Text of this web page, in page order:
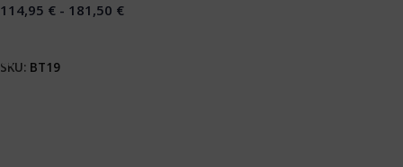
114,95 € - 181,50 €
SKU: BT19